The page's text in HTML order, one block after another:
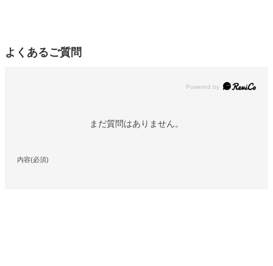
よくあるご質問
Powered by
まだ質問はありません。
内容(必須)